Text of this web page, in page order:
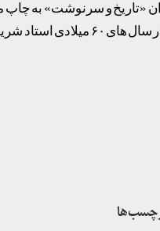
«تاریخ و سرنوشت» به
استاد شریعتی نیز بوده است همراه است.